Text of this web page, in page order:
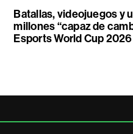
Batallas, videojuegos y
millones “capaz de
Esports World Cup 2026